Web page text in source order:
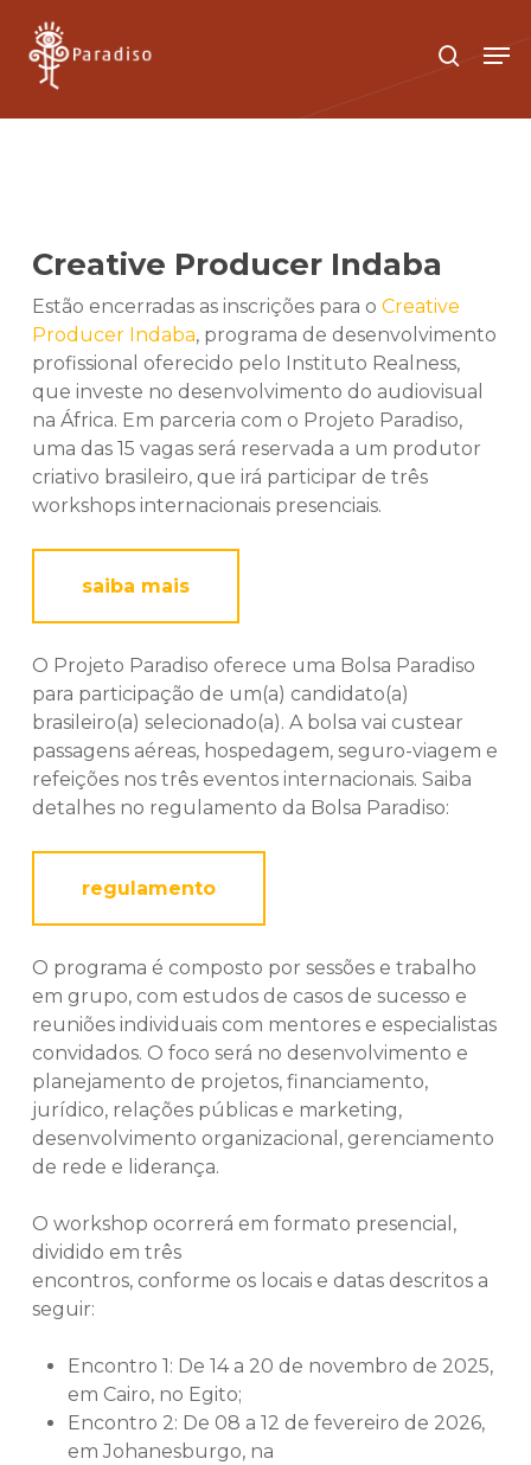
main
content
search
Creative Producer Indaba
Estão encerradas as inscrições para o Creative
Producer Indaba, programa de desenvolvimento
profissional oferecido pelo Instituto Realness,
que investe no desenvolvimento do audiovisual
na África. Em parceria com o Projeto Paradiso,
uma das 15 vagas será reservada a um produtor
criativo brasileiro, que irá participar de três
workshops internacionais presenciais.
saiba mais
O Projeto Paradiso oferece uma Bolsa Paradiso
para participação de um(a) candidato(a)
brasileiro(a) selecionado(a). A bolsa vai custear
passagens aéreas, hospedagem, seguro-viagem e
refeições nos três eventos internacionais. Saiba
detalhes no regulamento da Bolsa Paradiso:
regulamento
O programa é composto por sessões e trabalho
em grupo, com estudos de casos de sucesso e
reuniões individuais com mentores e especialistas
convidados. O foco será no desenvolvimento e
planejamento de projetos, financiamento,
jurídico, relações públicas e marketing,
desenvolvimento organizacional, gerenciamento
de rede e liderança.
O workshop ocorrerá em formato presencial,
dividido em três
encontros, conforme os locais e datas descritos a
seguir:
Encontro 1: De 14 a 20 de novembro de 2025,
em Cairo, no Egito;
Encontro 2: De 08 a 12 de fevereiro de 2026,
em Johanesburgo, na
Close